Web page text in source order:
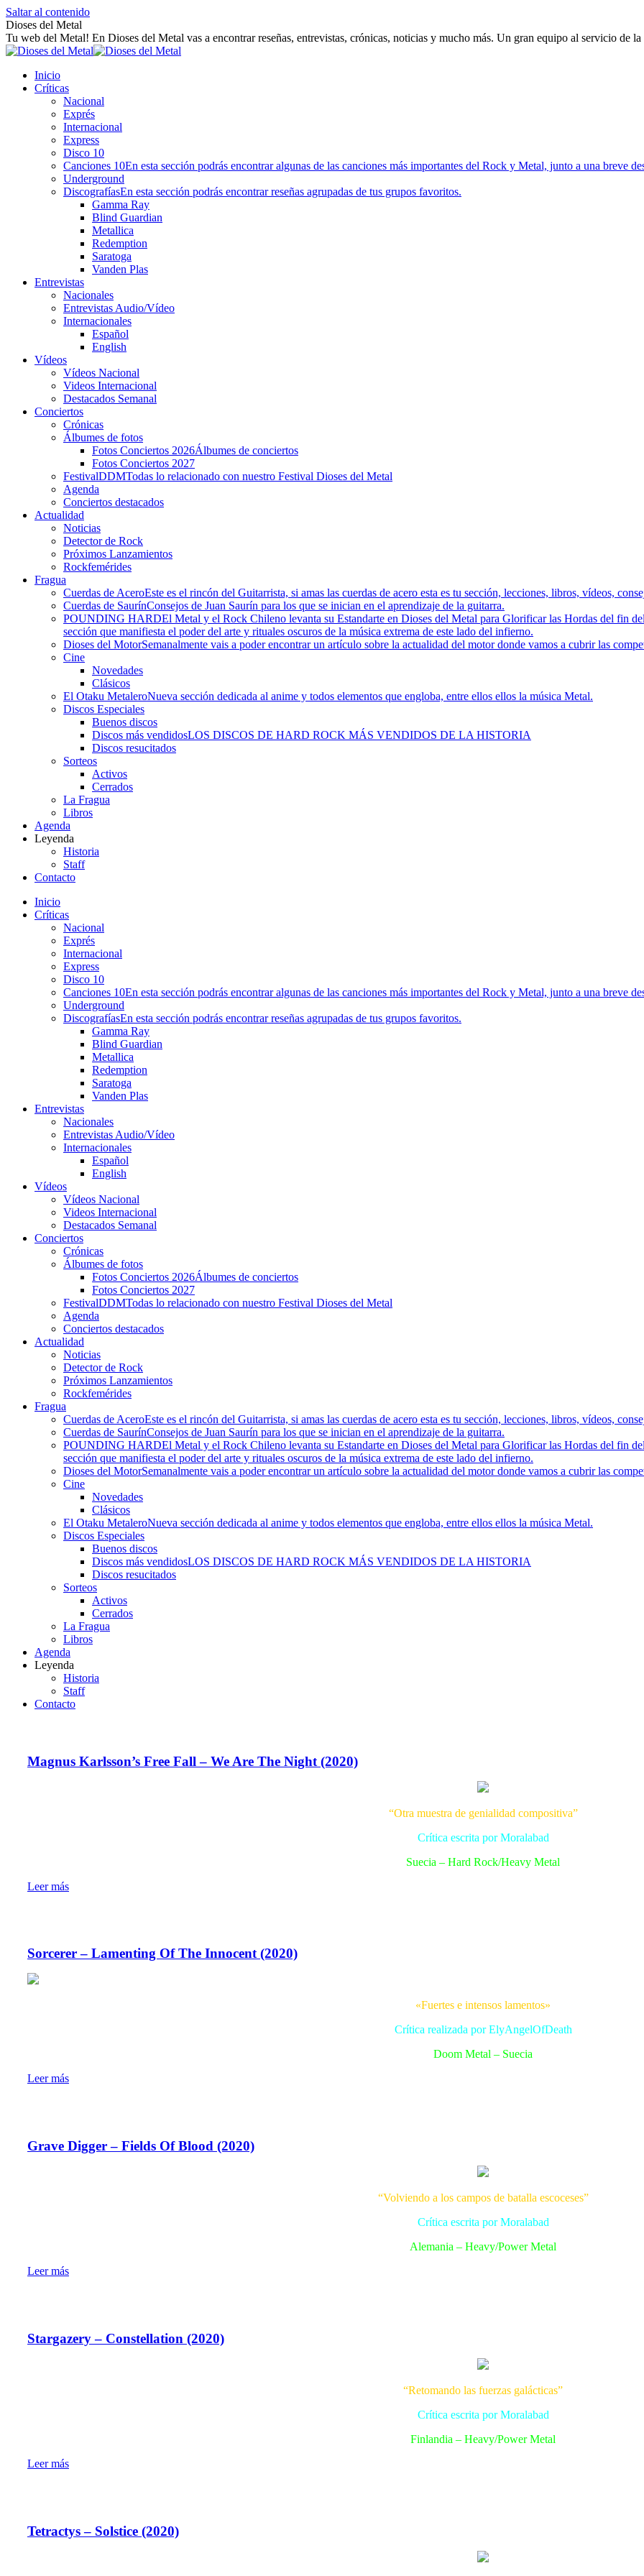
Saltar al contenido
Dioses del Metal
Tu web del Metal! En Dioses del Metal vas a encontrar reseñas, entrevistas, crónicas, noticias y mucho más. Un gran equipo al servicio de la
Inicio
Críticas
Nacional
Exprés
Internacional
Express
Disco 10
Canciones 10En esta sección podrás encontrar algunas de las canciones más importantes del Rock y Metal, junto a una breve
Underground
DiscografíasEn esta sección podrás encontrar reseñas agrupadas de tus grupos favoritos.
Gamma Ray
Blind Guardian
Metallica
Redemption
Saratoga
Vanden Plas
Entrevistas
Nacionales
Entrevistas Audio/Vídeo
Internacionales
Español
English
Vídeos
Vídeos Nacional
Videos Internacional
Destacados Semanal
Conciertos
Crónicas
Álbumes de fotos
Fotos Conciertos 2026Álbumes de conciertos
Fotos Conciertos 2027
FestivalDDMTodas lo relacionado con nuestro Festival Dioses del Metal
Agenda
Conciertos destacados
Actualidad
Noticias
Detector de Rock
Próximos Lanzamientos
Rockfemérides
Fragua
Cuerdas de AceroEste es el rincón del Guitarrista, si amas las cuerdas de acero esta es tu sección, lecciones, libros, vídeos,
Cuerdas de SaurínConsejos de Juan Saurín para los que se inician en el aprendizaje de la guitarra.
POUNDING HARDEl Metal y el Rock Chileno levanta su Estandarte en Dioses del Metal para Glorificar las Hordas del fin
sección que manifiesta el poder del arte y rituales oscuros de la música extrema de este lado del infierno.
Dioses del MotorSemanalmente vais a poder encontrar un artículo sobre la actualidad del motor donde vamos a cubrir las
Cine
Novedades
Clásicos
El Otaku MetaleroNueva sección dedicada al anime y todos elementos que engloba, entre ellos ellos la música Metal.
Discos Especiales
Buenos discos
Discos más vendidosLOS DISCOS DE HARD ROCK MÁS VENDIDOS DE LA HISTORIA
Discos resucitados
Sorteos
Activos
Cerrados
La Fragua
Libros
Agenda
Leyenda
Historia
Staff
Contacto
Inicio
Críticas
Nacional
Exprés
Internacional
Express
Disco 10
Canciones 10En esta sección podrás encontrar algunas de las canciones más importantes del Rock y Metal, junto a una breve
Underground
DiscografíasEn esta sección podrás encontrar reseñas agrupadas de tus grupos favoritos.
Gamma Ray
Blind Guardian
Metallica
Redemption
Saratoga
Vanden Plas
Entrevistas
Nacionales
Entrevistas Audio/Vídeo
Internacionales
Español
English
Vídeos
Vídeos Nacional
Videos Internacional
Destacados Semanal
Conciertos
Crónicas
Álbumes de fotos
Fotos Conciertos 2026Álbumes de conciertos
Fotos Conciertos 2027
FestivalDDMTodas lo relacionado con nuestro Festival Dioses del Metal
Agenda
Conciertos destacados
Actualidad
Noticias
Detector de Rock
Próximos Lanzamientos
Rockfemérides
Fragua
Cuerdas de AceroEste es el rincón del Guitarrista, si amas las cuerdas de acero esta es tu sección, lecciones, libros, vídeos,
Cuerdas de SaurínConsejos de Juan Saurín para los que se inician en el aprendizaje de la guitarra.
POUNDING HARDEl Metal y el Rock Chileno levanta su Estandarte en Dioses del Metal para Glorificar las Hordas del fin
sección que manifiesta el poder del arte y rituales oscuros de la música extrema de este lado del infierno.
Dioses del MotorSemanalmente vais a poder encontrar un artículo sobre la actualidad del motor donde vamos a cubrir las
Cine
Novedades
Clásicos
El Otaku MetaleroNueva sección dedicada al anime y todos elementos que engloba, entre ellos ellos la música Metal.
Discos Especiales
Buenos discos
Discos más vendidosLOS DISCOS DE HARD ROCK MÁS VENDIDOS DE LA HISTORIA
Discos resucitados
Sorteos
Activos
Cerrados
La Fragua
Libros
Agenda
Leyenda
Historia
Staff
Contacto
Magnus Karlsson’s Free Fall – We Are The Night (2020)
“Otra muestra de genialidad compositiva”
Crítica escrita por Moralabad
Suecia – Hard Rock/Heavy Metal
Leer más
Sorcerer – Lamenting Of The Innocent (2020)
«Fuertes e intensos lamentos»
Crítica realizada por ElyAngelOfDeath
Doom Metal – Suecia
Leer más
Grave Digger – Fields Of Blood (2020)
“Volviendo a los campos de batalla escoceses”
Crítica escrita por Moralabad
Alemania – Heavy/Power Metal
Leer más
Stargazery – Constellation (2020)
“Retomando las fuerzas galácticas”
Crítica escrita por Moralabad
Finlandia – Heavy/Power Metal
Leer más
Tetractys – Solstice (2020)